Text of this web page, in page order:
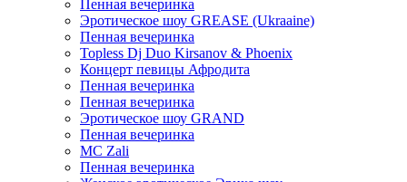
Пенная вечеринка
Эротическое шоу GREASE (Ukraaine)
Пенная вечеринка
Topless Dj Duo Kirsanov & Phoenix
Концерт певицы Афродита
Пенная вечеринка
Пенная вечеринка
Эротическое шоу GRAND
Пенная вечеринка
MC Zali
Пенная вечеринка